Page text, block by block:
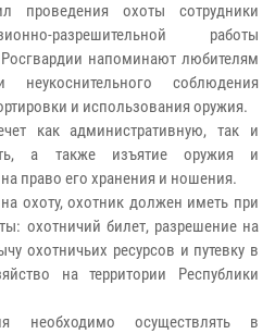
проведения охоты сотрудники
разрешительной работы
напоминают любителям
соблюдения
и использования оружия.
как административную, так и
а также изъятие оружия и
право его хранения и ношения.
охоту, охотник должен иметь при
охотничий билет, разрешение на
охотничьих ресурсов и путевку в
на территории Республики
необходимо осуществлять в